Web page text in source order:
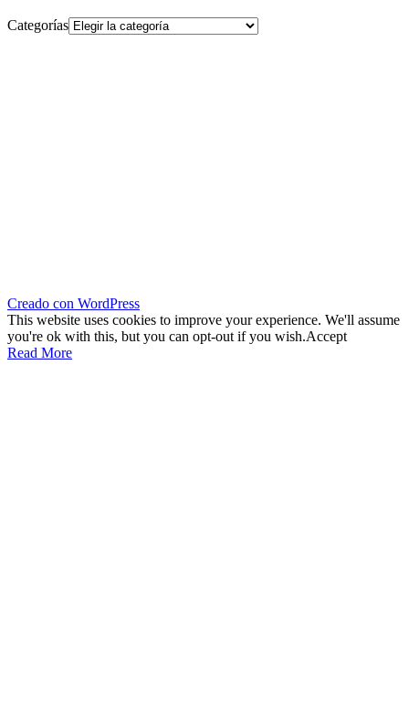
Categorías
Creado con WordPress
This website uses cookies to improve your experience. We'll assume
you're ok with this, but you can opt-out if you wish.Accept
Read More